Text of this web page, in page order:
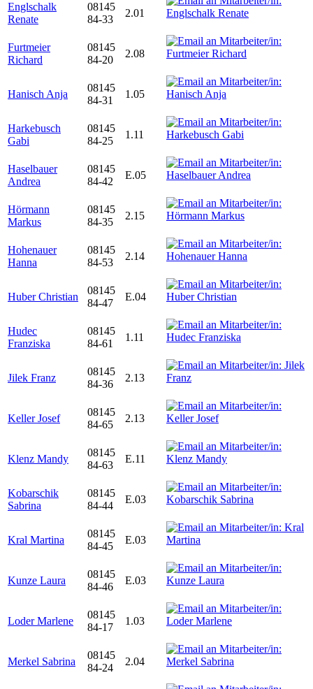
Englschalk
Renate
08145
84-33
2.01
Furtmeier
Richard
08145
84-20
2.08
Hanisch Anja
08145
84-31
1.05
Harkebusch
Gabi
08145
84-25
1.11
Haselbauer
Andrea
08145
84-42
E.05
Hörmann
Markus
08145
84-35
2.15
Hohenauer
Hanna
08145
84-53
2.14
Huber Christian
08145
84-47
E.04
Hudec
Franziska
08145
84-61
1.11
Jilek Franz
08145
84-36
2.13
Keller Josef
08145
84-65
2.13
Klenz Mandy
08145
84-63
E.11
Kobarschik
Sabrina
08145
84-44
E.03
Kral Martina
08145
84-45
E.03
Kunze Laura
08145
84-46
E.03
Loder Marlene
08145
84-17
1.03
Merkel Sabrina
08145
84-24
2.04